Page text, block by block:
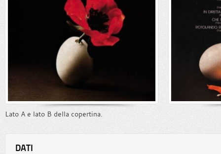
Lato A e lato B della copertina.
DATI